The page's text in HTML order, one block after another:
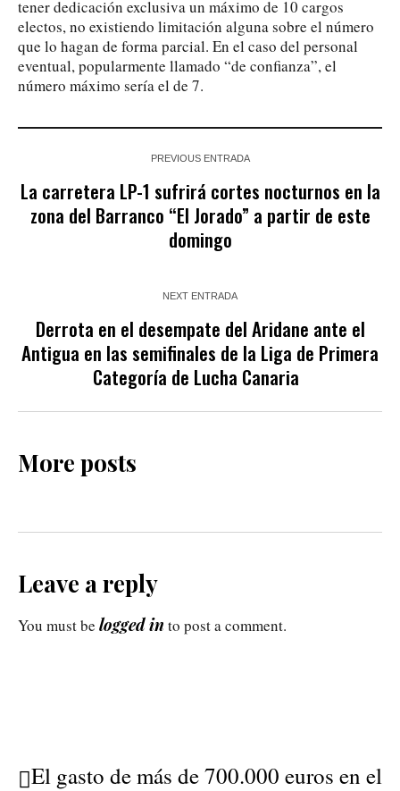
tener dedicación exclusiva un máximo de 10 cargos
electos, no existiendo limitación alguna sobre el número
que lo hagan de forma parcial. En el caso del personal
eventual, popularmente llamado “de confianza”, el
número máximo sería el de 7.
PREVIOUS ENTRADA
La carretera LP-1 sufrirá cortes nocturnos en la
zona del Barranco “El Jorado” a partir de este
domingo
NEXT ENTRADA
Derrota en el desempate del Aridane ante el
Antigua en las semifinales de la Liga de Primera
Categoría de Lucha Canaria
More posts
Leave a reply
You must be logged in to post a comment.
El gasto de más de 700.000 euros en el